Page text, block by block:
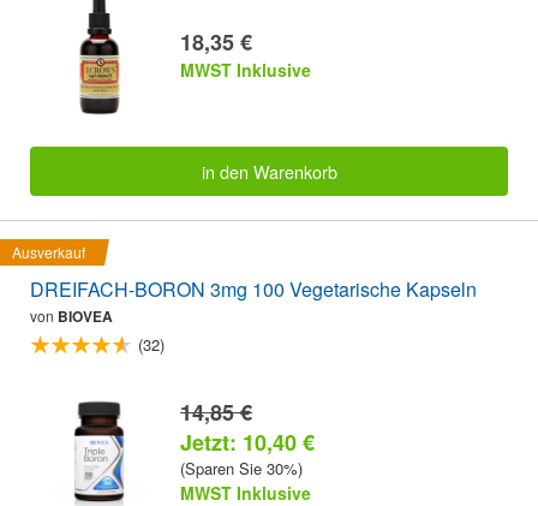
18,35 €
MWST Inklusive
in den Warenkorb
Ausverkauf
DREIFACH-BORON 3mg 100 Vegetarische Kapseln
von BIOVEA
(32)
14,85 €
Jetzt: 10,40 €
(Sparen Sie 30%)
MWST Inklusive